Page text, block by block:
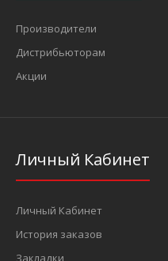
Производители
Дистрибьюторам
Акции
Личный Кабинет
Личный Кабинет
История заказов
Закладки